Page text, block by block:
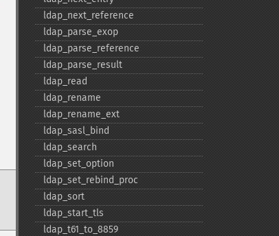
ldap_​next_​reference
ldap_​parse_​exop
ldap_​parse_​reference
ldap_​parse_​result
ldap_​read
ldap_​rename
ldap_​rename_​ext
ldap_​sasl_​bind
ldap_​search
ldap_​set_​option
ldap_​set_​rebind_​proc
ldap_​sort
ldap_​start_​tls
ldap_​t61_​to_​8859